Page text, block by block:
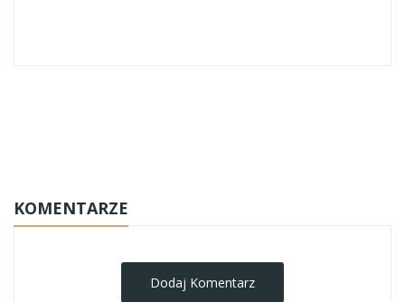
KOMENTARZE
Dodaj Komentarz